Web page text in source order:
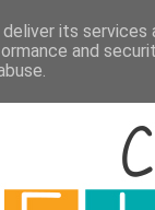
its services
and